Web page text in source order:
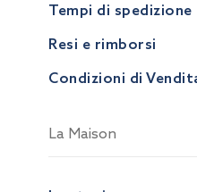
Tempi di spedizione
Resi e rimborsi
Condizioni di
La Maison